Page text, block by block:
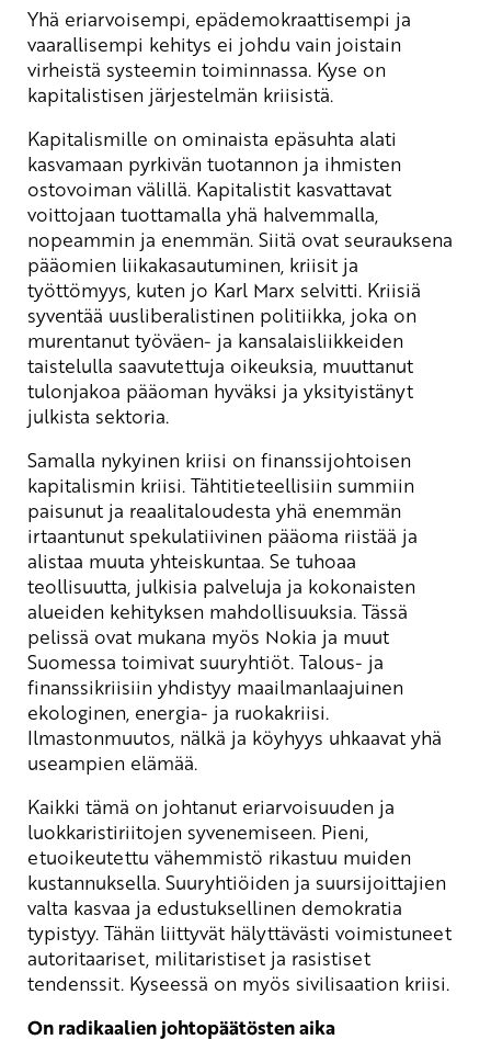
Yhä eriarvoisempi, epädemokraattisempi ja
vaarallisempi kehitys ei johdu vain joistain
virheistä systeemin toiminnassa. Kyse on
kapitalistisen järjestelmän kriisistä.
Kapitalismille on ominaista epäsuhta alati
kasvamaan pyrkivän tuotannon ja ihmisten
ostovoiman välillä. Kapitalistit kasvattavat
voittojaan tuottamalla yhä halvemmalla,
nopeammin ja enemmän. Siitä ovat seurauksena
pääomien liikakasautuminen, kriisit ja
työttömyys, kuten jo Karl Marx selvitti. Kriisiä
syventää uusliberalistinen politiikka, joka on
murentanut työväen- ja kansalaisliikkeiden
taistelulla saavutettuja oikeuksia, muuttanut
tulonjakoa pääoman hyväksi ja yksityistänyt
julkista sektoria.
Samalla nykyinen kriisi on finanssijohtoisen
kapitalismin kriisi. Tähtitieteellisiin summiin
paisunut ja reaalitaloudesta yhä enemmän
irtaantunut spekulatiivinen pääoma riistää ja
alistaa muuta yhteiskuntaa. Se tuhoaa
teollisuutta, julkisia palveluja ja kokonaisten
alueiden kehityksen mahdollisuuksia. Tässä
pelissä ovat mukana myös Nokia ja muut
Suomessa toimivat suuryhtiöt. Talous- ja
finanssikriisiin yhdistyy maailmanlaajuinen
ekologinen, energia- ja ruokakriisi.
Ilmastonmuutos, nälkä ja köyhyys uhkaavat yhä
useampien elämää.
Kaikki tämä on johtanut eriarvoisuuden ja
luokkaristiriitojen syvenemiseen. Pieni,
etuoikeutettu vähemmistö rikastuu muiden
kustannuksella. Suuryhtiöiden ja suursijoittajien
valta kasvaa ja edustuksellinen demokratia
typistyy. Tähän liittyvät hälyttävästi voimistuneet
autoritaariset, militaristiset ja rasistiset
tendenssit. Kyseessä on myös sivilisaation kriisi.
On radikaalien johtopäätösten aika